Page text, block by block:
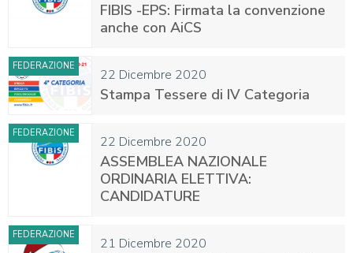
FIBIS -EPS: Firmata la convenzione
anche con AiCS
22 Dicembre 2020
FEDERAZIONE
Stampa Tessere di IV Categoria
22 Dicembre 2020
FEDERAZIONE
ASSEMBLEA NAZIONALE
ORDINARIA ELETTIVA:
CANDIDATURE
21 Dicembre 2020
FEDERAZIONE